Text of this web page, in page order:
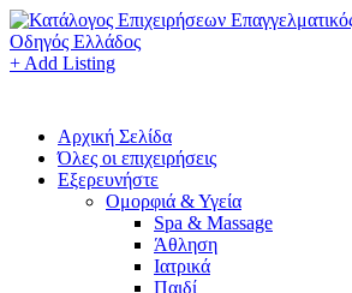
+ Add Listing
Αρχική Σελίδα
Όλες οι επιχειρήσεις
Εξερευνήστε
Ομορφιά & Υγεία
Spa & Massage
Άθληση
Ιατρικά
Παιδί